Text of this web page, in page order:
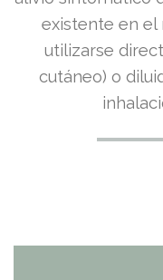
existente en el
utilizarse
cutáneo) o